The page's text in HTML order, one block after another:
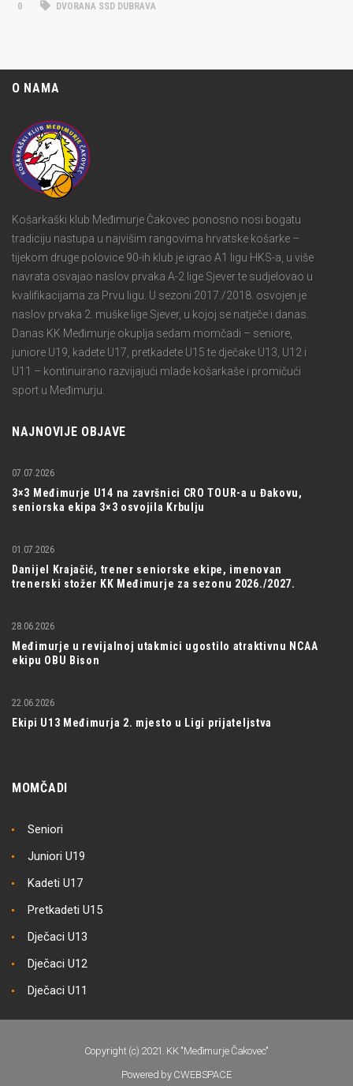
0 DVORANA SSD DUBRAVA
O NAMA
Košarkaški klub Međimurje Čakovec ponosno nosi bogatu
tradiciju nastupa u najvišim rangovima hrvatske košarke –
tijekom druge polovice 90-ih klub je igrao A1 ligu HKS-a, u više
navrata osvajao naslov prvaka A-2 lige Sjever te sudjelovao u
kvalifikacijama za Prvu ligu. U sezoni 2017./2018. osvojen je
naslov prvaka 2. muške lige Sjever, u kojoj se natječe i danas.
Danas KK Međimurje okuplja sedam momčadi – seniore,
juniore U19, kadete U17, pretkadete U15 te dječake U13, U12 i
U11 – kontinuirano razvijajući mlade košarkaše i promičući
sport u Međimurju.
NAJNOVIJE OBJAVE
3×3 Međimurje U14 na završnici CRO TOUR-a u Đakovu,
seniorska ekipa 3×3 osvojila Krbulju
07.07.2026
Danijel Krajačić, trener seniorske ekipe, imenovan
trenerski stožer KK Međimurje za sezonu 2026./2027.
01.07.2026
Međimurje u revijalnoj utakmici ugostilo atraktivnu NCAA
ekipu OBU Bison
28.06.2026
Ekipi U13 Međimurja 2. mjesto u Ligi prijateljstva
22.06.2026
MOMČADI
Seniori
Juniori U19
Kadeti U17
Pretkadeti U15
Dječaci U13
Dječaci U12
Dječaci U11
Copyright (c) 2021. KK "Međimurje Čakovec"
Powered by CWEBSPACE